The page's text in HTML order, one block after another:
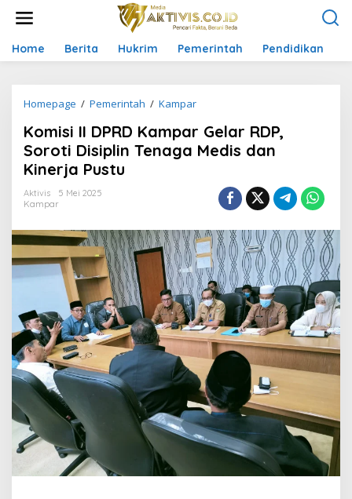
t
Home Berita Hukrim Pemerintah Pendidikan
Homepage / Pemerintah / Kampar
m
i
s
P
R
D
K
a
m
p
a
r
G
e
l
a
r
R
D
Komisi II DPRD Kampar Gelar RDP,
Soroti Disiplin Tenaga Medis dan
Kinerja Pustu
Aktivis
5 Mei 2025
Kampar